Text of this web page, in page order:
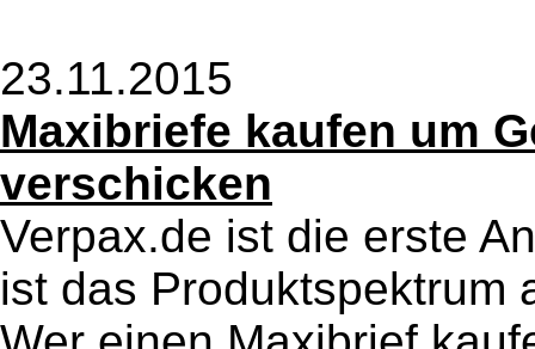
23.11.2015
Maxibriefe kaufen um
verschicken
Verpax.de ist die erste
ist das Produktspektrum